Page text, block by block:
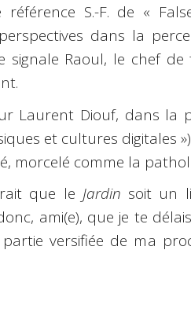
référence S.-F. de «
dans la
signale Raoul, le chef
Laurent Diouf, dans la
et cultures digitales
morcelé comme la
que le Jardin soit un
ami(e), que je te
versifiée de ma